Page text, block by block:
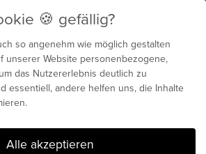
für dein
Maximum
🍪 gefällig?
so angenehm wie möglich gestalten
unserer Website personenbezogene,
das Nutzererlebnis deutlich zu
essentiell, andere helfen uns, die Inhalte
Alle akzeptieren